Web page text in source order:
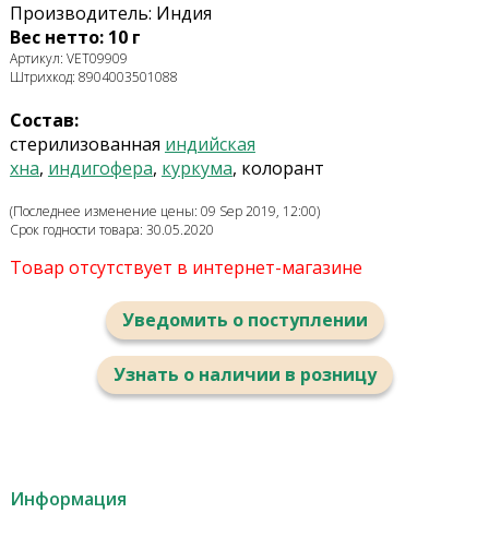
Производитель: Индия
Вес нетто: 10 г
Артикул: VET09909
Штрихкод: 8904003501088
Состав:
стерилизованная индийская
хна, индигофера, куркума, колорант
(Последнее изменение цены: 09 Sep 2019, 12:00)
Срок годности товара: 30.05.2020
Товар отсутствует в интернет-магазине
Уведомить о поступлении
Узнать о наличии в розницу
Информация